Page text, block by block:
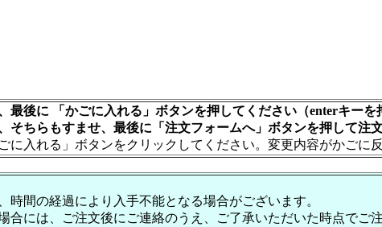
後に 「かごに入れる」ボタンを押してください（enterキーを
ちらもすませ、最後に「注文フォームへ」ボタンを押して注
に入れる」ボタンをクリックしてください。変更内容がかごに
時間の経過により入手不能となる場合がございます。
合には、ご注文後にご連絡のうえ、ご了承いただいた時点でご